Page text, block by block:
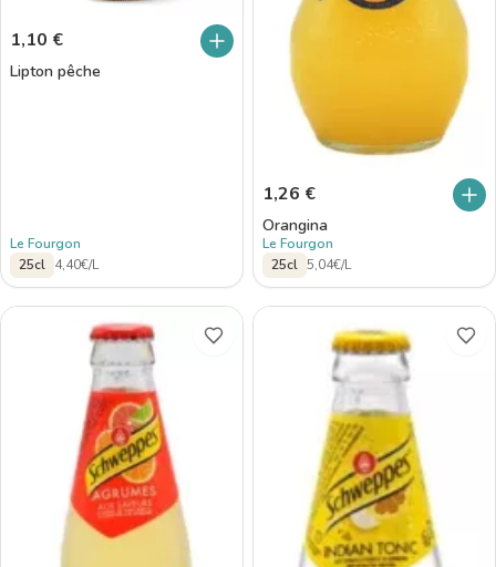
1,10 €
Lipton pêche
Le Fourgon
25cl 4,40€/L
1,26 €
Orangina
Le Fourgon
25cl 5,04€/L